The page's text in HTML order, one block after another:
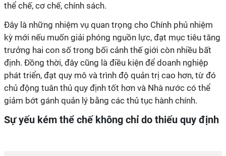
thể chế, cơ chế, chính sách.
Đây là những nhiệm vụ quan trọng cho Chính phủ nhiệm
kỳ mới nếu muốn giải phóng nguồn lực, đạt mục tiêu tăng
trưởng hai con số trong bối cảnh thế giới còn nhiều bất
định. Đồng thời, đây cũng là điều kiện để doanh nghiệp
phát triển, đạt quy mô và trình độ quản trị cao hơn, từ đó
chủ động tuân thủ quy định tốt hơn và Nhà nước có thể
giảm bớt gánh quản lý bằng các thủ tục hành chính.
Sự yếu kém thể chế không chỉ do thiếu quy định